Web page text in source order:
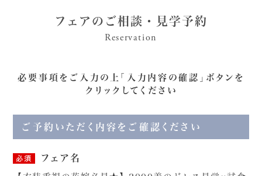
フェアのご相談・見学予約
Reservation
必要事項をご入力の上「入力内容の確認」ボタンを
クリックしてください
ご予約いただく内容をご確認ください
必須 フェア名